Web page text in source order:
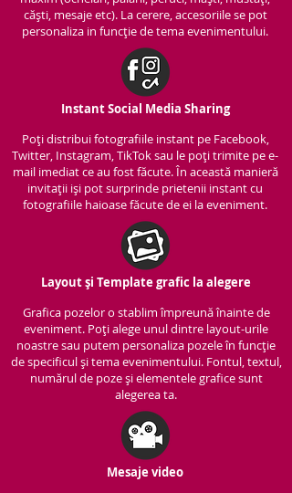
căști, mesaje etc). La cerere, accesoriile se pot
personaliza in funcție de tema evenimentului.
Instant Social Media Sharing
Poți distribui fotografiile instant pe Facebook,
Twitter, Instagram, TikTok sau le poți trimite pe e-
mail imediat ce au fost făcute. În această manieră
invitații iși pot surprinde prietenii instant cu
fotografiile haioase făcute de ei la eveniment.
Layout și Template grafic la alegere
Grafica pozelor o stablim împreună înainte de
eveniment. Poți alege unul dintre layout-urile
noastre sau putem personaliza pozele în funcție
de specificul și tema evenimentului. Fontul, textul,
numărul de poze și elementele grafice sunt
alegerea ta.
Mesaje video